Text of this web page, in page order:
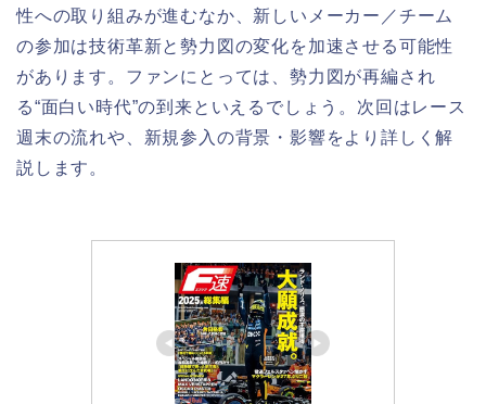
性への取り組みが進むなか、新しいメーカー／チーム
の参加は技術革新と勢力図の変化を加速させる可能性
があります。ファンにとっては、勢力図が再編され
る“面白い時代”の到来といえるでしょう。次回はレース
週末の流れや、新規参入の背景・影響をより詳しく解
説します。